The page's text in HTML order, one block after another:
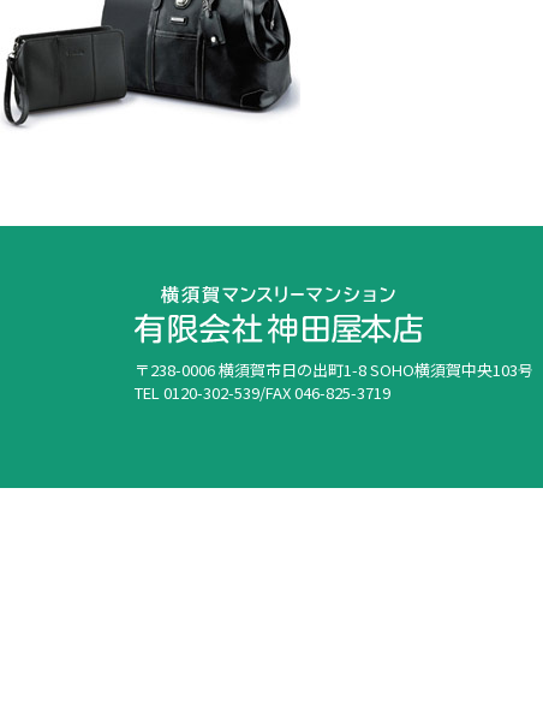
〒238-0006 横須賀市日の出町1-8 SOHO横須賀中央103号
TEL 0120-302-539/FAX 046-825-3719